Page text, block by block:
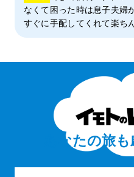
なくて困った時は息子夫婦
すぐに手配してくれて楽ち
あなたの旅